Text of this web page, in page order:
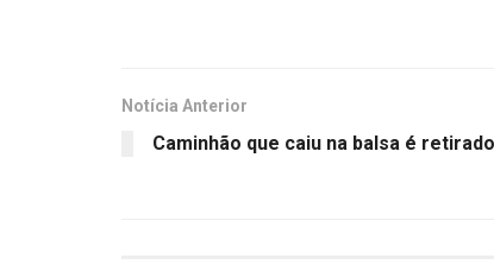
Notícia Anterior
Caminhão que caiu na balsa é